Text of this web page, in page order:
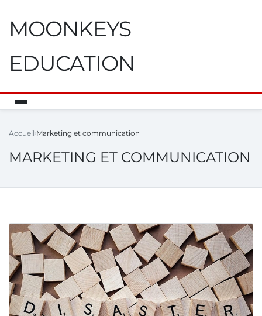
MOONKEYS
EDUCATION
Accueil Marketing et communication
MARKETING ET COMMUNICATION